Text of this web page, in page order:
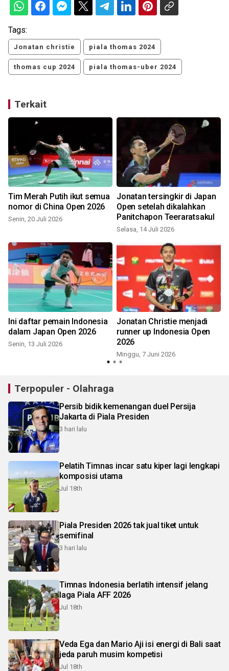
Tags:
Jonatan christie piala thomas 2024
thomas cup 2024 piala thomas-uber 2024
Terkait
Tim Merah Putih ikut semua
nomor di China Open 2026
Senin, 20 Juli 2026
Jonatan tersingkir di Japan
Open setelah dikalahkan
Panitchapon Teeraratsakul
Selasa, 14 Juli 2026
Ini daftar pemain Indonesia
dalam Japan Open 2026
Senin, 13 Juli 2026
Jonatan Christie menjadi
runner up Indonesia Open
2026
Minggu, 7 Juni 2026
Terpopuler - Olahraga
Persib bidik kemenangan duel Persija
Jakarta di Piala Presiden
3 hari lalu
Pelatih Timnas incar satu kiper lagi lengkapi
komposisi utama
Jul 18th
Piala Presiden 2026 tak jual tiket untuk
semifinal
3 hari lalu
Timnas Indonesia berlatih intensif jelang
laga Piala AFF 2026
Jul 18th
Veda Ega dan Mario Aji isi energi di Bali saat
jeda paruh musim kompetisi
Jul 18th